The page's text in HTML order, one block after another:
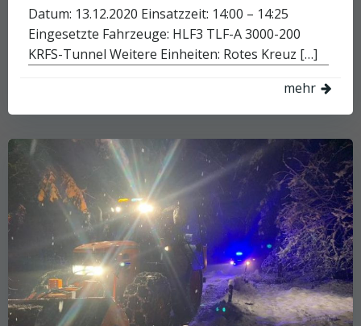
Datum: 13.12.2020 Einsatzzeit: 14:00 – 14:25
Eingesetzte Fahrzeuge: HLF3 TLF-A 3000-200
KRFS-Tunnel Weitere Einheiten: Rotes Kreuz […]
mehr